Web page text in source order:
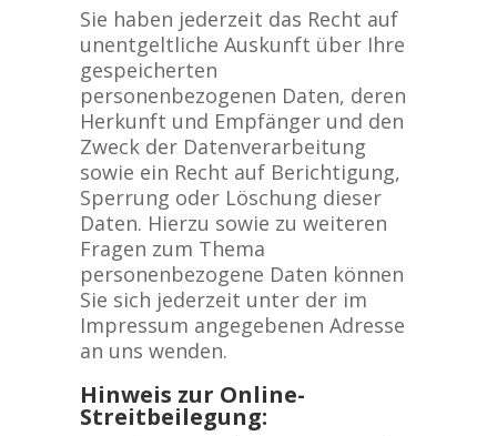
Sie haben jederzeit das Recht auf
unentgeltliche Auskunft über Ihre
gespeicherten
personenbezogenen Daten, deren
Herkunft und Empfänger und den
Zweck der Datenverarbeitung
sowie ein Recht auf Berichtigung,
Sperrung oder Löschung dieser
Daten. Hierzu sowie zu weiteren
Fragen zum Thema
personenbezogene Daten können
Sie sich jederzeit unter der im
Impressum angegebenen Adresse
an uns wenden.
Hinweis zur Online-
Streitbeilegung: